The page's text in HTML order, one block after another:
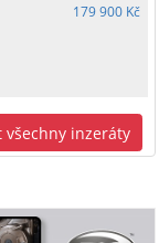
179 900 Kč
všechny inzeráty